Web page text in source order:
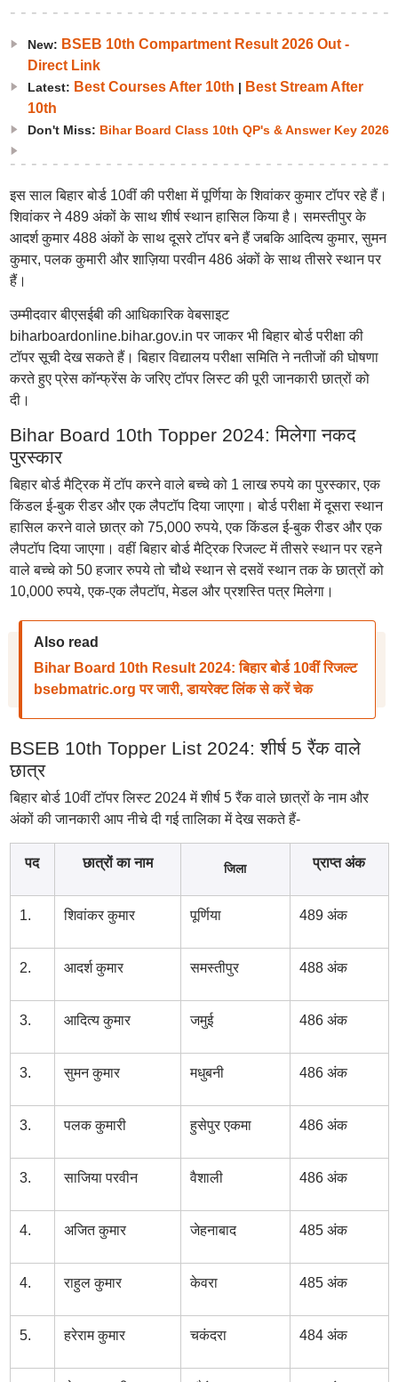
New: BSEB 10th Compartment Result 2026 Out -
Direct Link
Latest: Best Courses After 10th | Best Stream After
10th
Don't Miss: Bihar Board Class 10th QP's & Answer Key 2026
इस साल बिहार बोर्ड 10वीं की परीक्षा में पूर्णिया के शिवांकर कुमार टॉपर रहे हैं।
शिवांकर ने 489 अंकों के साथ शीर्ष स्थान हासिल किया है। समस्तीपुर के
आदर्श कुमार 488 अंकों के साथ दूसरे टॉपर बने हैं जबकि आदित्य कुमार, सुमन
कुमार, पलक कुमारी और शाज़िया परवीन 486 अंकों के साथ तीसरे स्थान पर
हैं।
उम्मीदवार बीएसईबी की आधिकारिक वेबसाइट
biharboardonline.bihar.gov.in पर जाकर भी बिहार बोर्ड परीक्षा की
टॉपर सूची देख सकते हैं। बिहार विद्यालय परीक्षा समिति ने नतीजों की घोषणा
करते हुए प्रेस कॉन्फ्रेंस के जरिए टॉपर लिस्ट की पूरी जानकारी छात्रों को
दी।
Bihar Board 10th Topper 2024: मिलेगा नकद
पुरस्कार
बिहार बोर्ड मैट्रिक में टॉप करने वाले बच्चे को 1 लाख रुपये का पुरस्कार, एक
किंडल ई-बुक रीडर और एक लैपटॉप दिया जाएगा। बोर्ड परीक्षा में दूसरा स्थान
हासिल करने वाले छात्र को 75,000 रुपये, एक किंडल ई-बुक रीडर और एक
लैपटॉप दिया जाएगा। वहीं बिहार बोर्ड मैट्रिक रिजल्ट में तीसरे स्थान पर रहने
वाले बच्चे को 50 हजार रुपये तो चौथे स्थान से दसवें स्थान तक के छात्रों को
10,000 रुपये, एक-एक लैपटॉप, मेडल और प्रशस्ति पत्र मिलेगा।
Also read
Bihar Board 10th Result 2024: बिहार बोर्ड 10वीं रिजल्ट
bsebmatric.org पर जारी, डायरेक्ट लिंक से करें चेक
BSEB 10th Topper List 2024: शीर्ष 5 रैंक वाले
छात्र
बिहार बोर्ड 10वीं टॉपर लिस्ट 2024 में शीर्ष 5 रैंक वाले छात्रों के नाम और
अंकों की जानकारी आप नीचे दी गई तालिका में देख सकते हैं-
पद छात्रों का नाम जिला प्राप्त अंक
1. शिवांकर कुमार पूर्णिया 489 अंक
2. आदर्श कुमार समस्तीपुर 488 अंक
3. आदित्य कुमार जमुई 486 अंक
3. सुमन कुमार मधुबनी 486 अंक
3. पलक कुमारी हुसेपुर एकमा 486 अंक
3. साजिया परवीन वैशाली 486 अंक
4. अजित कुमार जेहनाबाद 485 अंक
4. राहुल कुमार केवरा 485 अंक
5. हरेराम कुमार चकंदरा 484 अंक